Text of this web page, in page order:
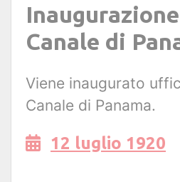
Canale di
Viene inaugurato
Canale di Panama.
12 luglio 1920